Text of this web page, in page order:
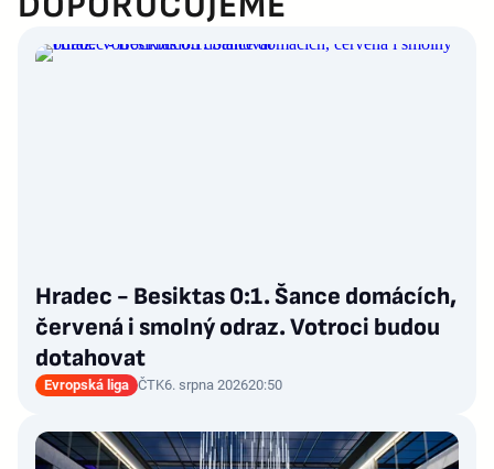
Hradec - Besiktas 0:1. Šance domácích,
červená i smolný odraz. Votroci budou
dotahovat
Evropská liga ČTK6. srpna 202620:50